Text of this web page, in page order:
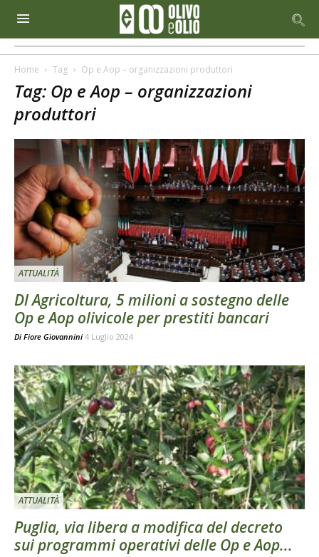
Home Tag Op e Aop – organizzazioni produttori
Tag: Op e Aop – organizzazioni
produttori
ATTUALITÀ
Dl Agricoltura, 5 milioni a sostegno delle
Op e Aop olivicole per prestiti bancari
Di Fiore Giovannini 4 Luglio 2024
ATTUALITÀ
Puglia, via libera a modifica del decreto
sui programmi operativi delle Op e Aop...